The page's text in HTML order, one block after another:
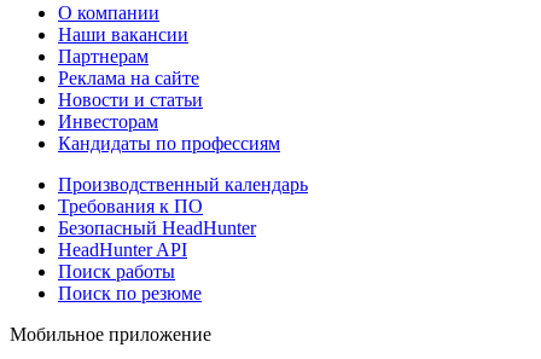
О компании
Наши вакансии
Партнерам
Реклама на сайте
Новости и статьи
Инвесторам
Кандидаты по профессиям
Производственный календарь
Требования к ПО
Безопасный HeadHunter
HeadHunter API
Поиск работы
Поиск по резюме
Мобильное приложение